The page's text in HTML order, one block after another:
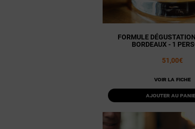
FORMULE
BORDEAUX - 1
51,00€
Voir la fiche
Ajouter au